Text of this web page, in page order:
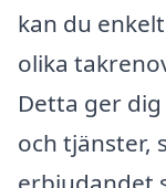
kan du
olika
Detta ger
och tjänster,